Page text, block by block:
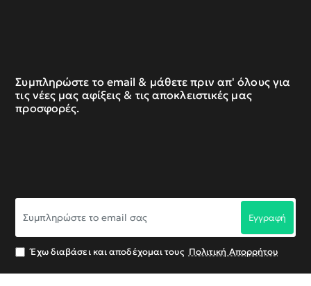
Συμπληρώστε το email & μάθετε πριν απ' όλους για
τις νέες μας αφίξεις & τις αποκλειστικές μας
προσφορές.
το
σας
Εγγραφή
Έχω διαβάσει και αποδέχομαι τους Πολιτική Απορρήτου